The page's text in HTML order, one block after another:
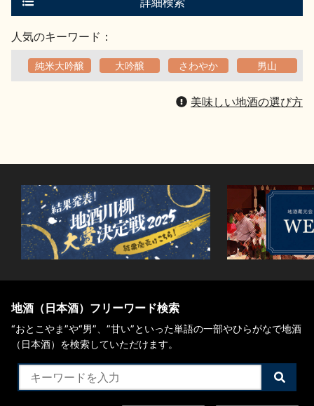
人気のキーワード：
純米大吟醸 大吟醸 さわやか 男山
美味しい地酒の選び方
地酒（日本酒）フリーワード検索
“おとこやま”や“男”、”甘い”といった単語の一部やひらがなで地酒
（日本酒）を検索していただけます。
検
索